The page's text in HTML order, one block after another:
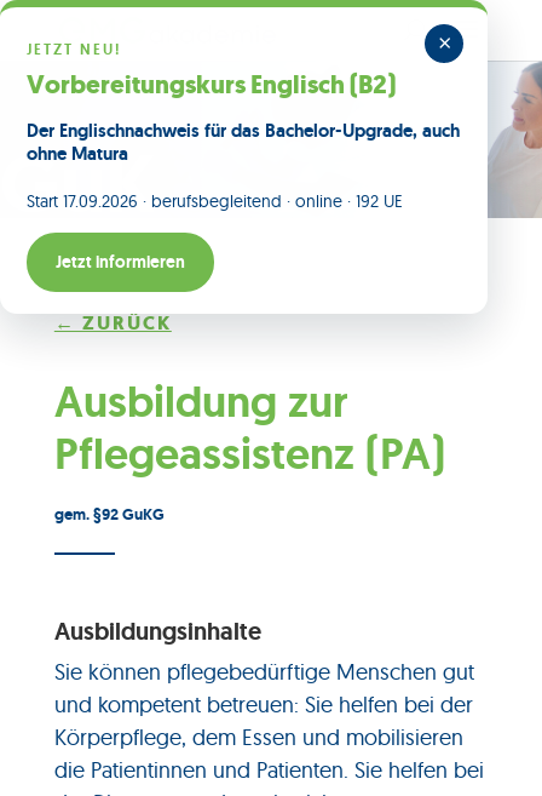
GuK
← ZURÜCK
Ausbildung zur
Pflegeassistenz (PA)
gem. §92 GuKG
Ausbildungsinhalte
Sie können pflegebedürftige Menschen gut
und kompetent betreuen: Sie helfen bei der
Körperpflege, dem Essen und mobilisieren
die Patientinnen und Patienten. Sie helfen bei
×
JETZT NEU!
Vorbereitungskurs Englisch (B2)
Der Englischnachweis für das Bachelor-Upgrade, auch
ohne Matura
Start 17.09.2026 · berufsbegleitend · online · 192 UE
Jetzt informieren